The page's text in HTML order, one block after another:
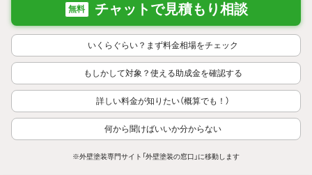
無料 チャットで見積もり相談
いくらぐらい？まず料金相場をチェック
もしかして対象？使える助成金を確認する
詳しい料金が知りたい（概算でも！）
何から聞けばいいか分からない
※外壁塗装専門サイト「外壁塗装の窓口」に移動します